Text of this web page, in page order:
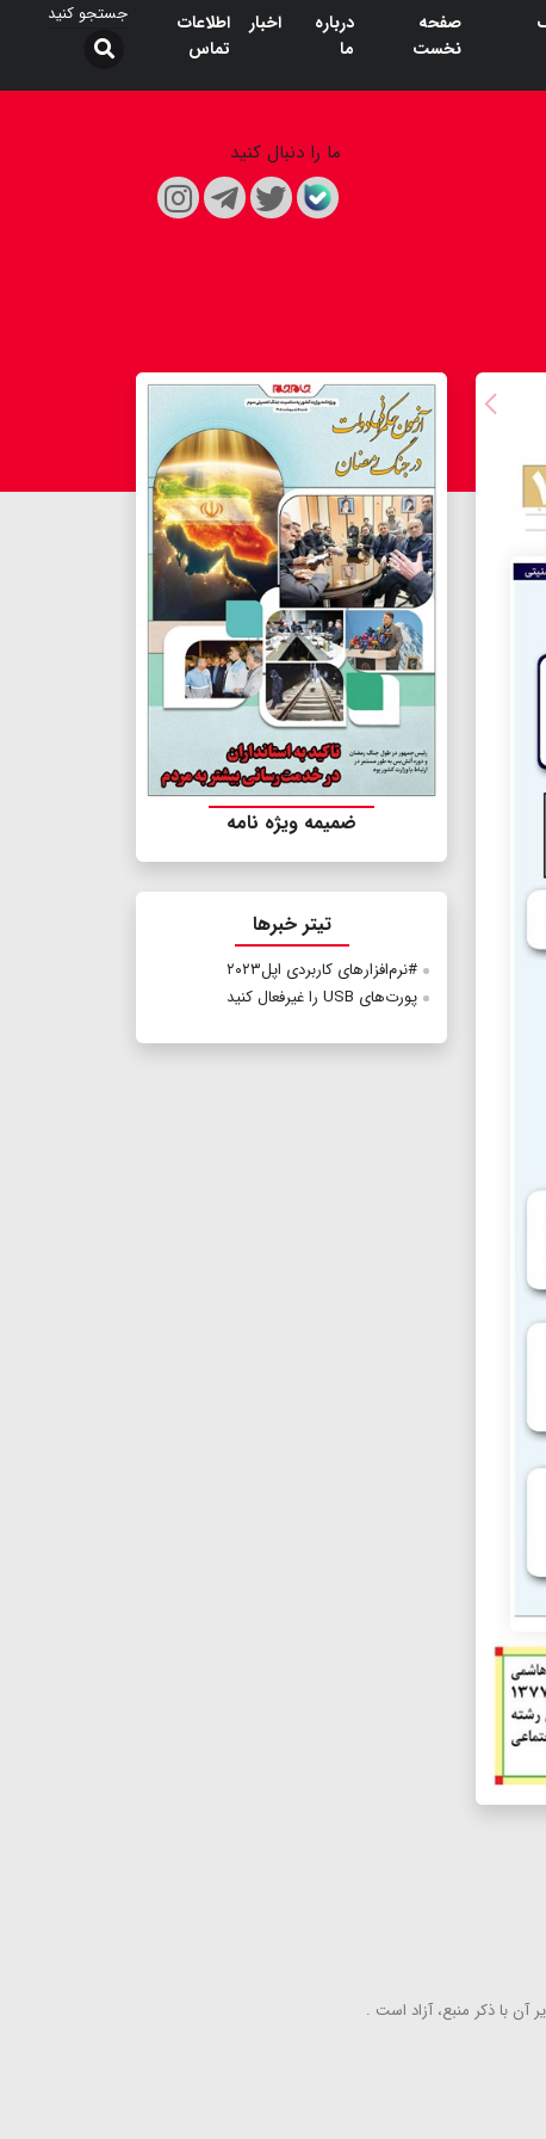
صفحه
نخست
درباره
ما
اخبار
اطلاعات
تماس
ما را دنبال کنید
ضمیمه ویژه نامه
تیتر خبرها
#نرم‌افزار‌های کاربردی اپل۲۰۲۳
پورت‌های USB را غیرفعال کنید
آن با ذكر منبع، آزاد است .